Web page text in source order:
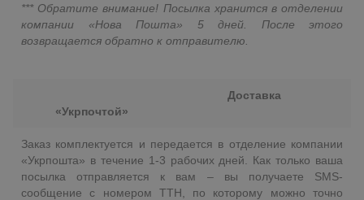
*** Обратите внимание! Посылка хранится в отделении
компании «Нова Пошта» 5 дней. После этого
возвращается обратно к отправителю.
Доставка
«Укрпочтой»
Заказ комплектуется и передается в отделение компании
«Укрпошта» в течение 1-3 рабочих дней. Как только ваша
посылка отправляется к вам – вы получаете SMS-
сообщение с номером ТТН, по которому можно точно